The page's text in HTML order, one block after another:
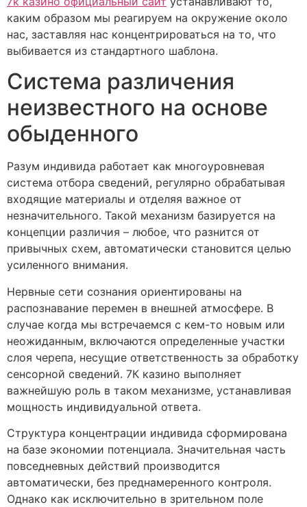
каким образом мы реагируем на окружение около
нас, заставляя нас концентрироваться на то, что
выбивается из стандартного шаблона.
Система различения
неизвестного на основе
обыденного
Разум индивида работает как многоуровневая
система отбора сведений, регулярно обрабатывая
входящие материалы и отделяя важное от
незначительного. Такой механизм базируется на
концепции различия – любое, что разнится от
привычных схем, автоматически становится целью
усиленного внимания.
Нервные сети сознания ориентированы на
распознавание перемен в внешней атмосфере. В
случае когда мы встречаемся с кем-то новым или
неожиданным, включаются определенные участки
слоя черепа, несущие ответственность за обработку
сенсорной сведений. 7К казино выполняет
важнейшую роль в таком механизме, устанавливая
мощность индивидуальной ответа.
Структура концентрации индивида сформирована
на базе экономии потенциала. Значительная часть
повседневных действий производится
автоматически, без преднамеренного контроля.
Однако как исключительно в зрительном поле